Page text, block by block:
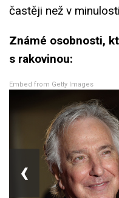
častěji než v
Známé osobnosti,
s rakovinou:
Embed from Getty Images
‹